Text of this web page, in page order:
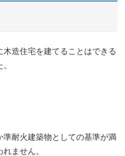
木造住宅を建てることはできる
準耐火建築物としての基準が満
ません。